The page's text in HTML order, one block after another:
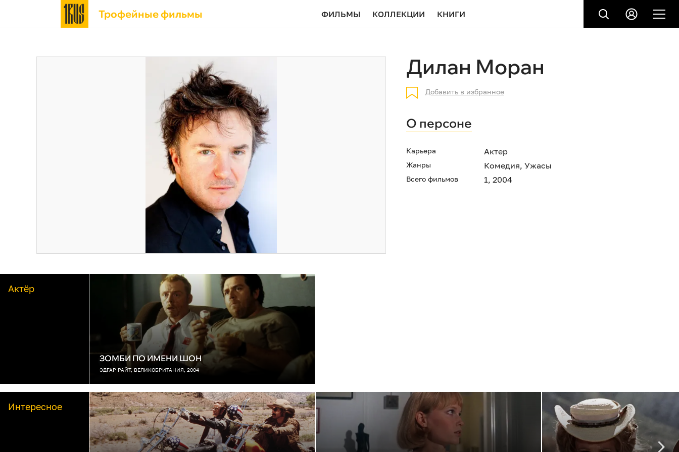
Трофейные фильмы ФИЛЬМЫ КОЛЛЕКЦИИ КНИГИ
Дилан Моран
Добавить в избранное
О персоне
Карьера Актер
Жанры Комедия, Ужасы
Всего фильмов 1, 2004
Актёр
ЗОМБИ ПО ИМЕНИ ШОН
ЭДГАР РАЙТ, ВЕЛИКОБРИТАНИЯ, 2004
Интересное